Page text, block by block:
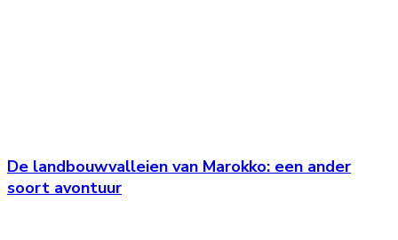
De landbouwvalleien van Marokko: een ander
soort avontuur